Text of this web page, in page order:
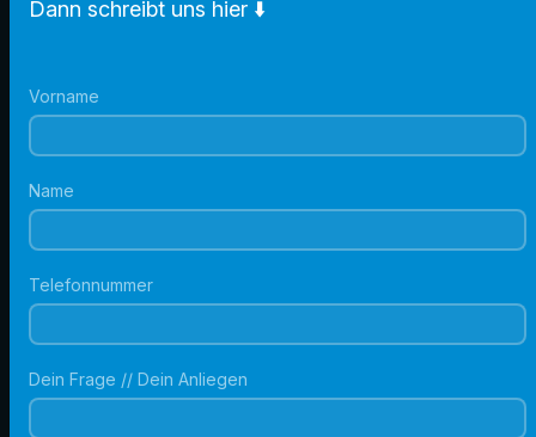
Dann schreibt uns hier ⬇️
Vorname
Name
Telefonnummer
Dein Frage // Dein Anliegen